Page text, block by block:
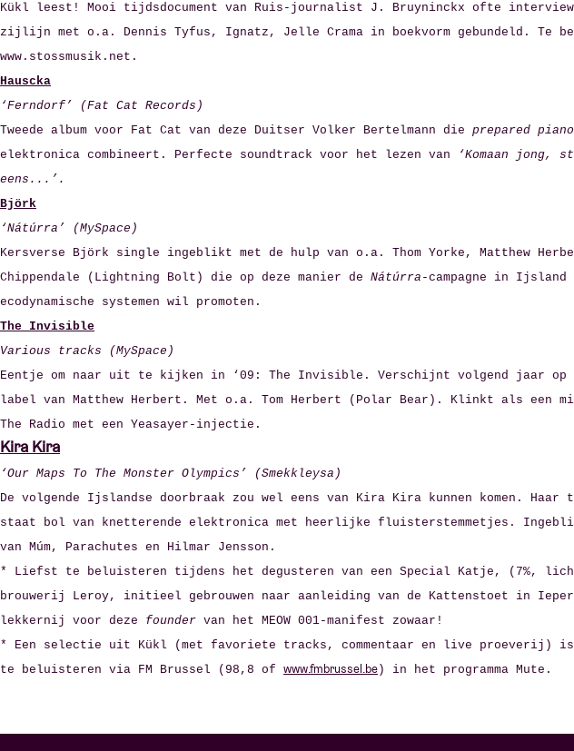
Kükl leest! Mooi tijdsdocument van Ruis-journalist J. Bruyninckx ofte
zijlijn met o.a. Dennis Tyfus, Ignatz, Jelle Crama in boekvorm gebundeld. Te
www.stossmusik.net.
Hauscka
‘Ferndorf’ (Fat Cat Records)
Tweede album voor Fat Cat van deze Duitser Volker Bertelmann die prepared piano
elektronica combineert. Perfecte soundtrack voor het lezen van ‘Komaan jong,
eens...’.
Björk
‘Nátúrra’ (MySpace)
Kersverse Björk single ingeblikt met de hulp van o.a. Thom Yorke, Matthew
Chippendale (Lightning Bolt) die op deze manier de Nátúrra-campagne
in Ijsland
ecodynamische systemen wil promoten.
The Invisible
Various tracks (MySpace)
Eentje om naar uit te kijken in ‘09: The Invisible. Verschijnt volgend jaar op
label van Matthew Herbert. Met o.a. Tom Herbert (Polar Bear). Klinkt als een
The Radio met een Yeasayer-injectie.
Kira Kira
‘Our Maps To The Monster Olympics’ (Smekkleysa)
De volgende Ijslandse doorbraak zou wel eens van Kira Kira kunnen komen. Haar
staat bol van knetterende elektronica met heerlijke fluisterstemmetjes.
van Múm, Parachutes en Hilmar Jensson.
* Liefst te beluisteren tijdens het degusteren van een Special Katje, (7%,
brouwerij Leroy, initieel gebrouwen naar aanleiding van de Kattenstoet in
lekkernij voor deze founder van het MEOW 001-manifest zowaar!
* Een selectie uit Kükl (met favoriete tracks, commentaar en live proeverij) is
te beluisteren via FM Brussel (98,8 of www.fmbrussel.be ) in het programma Mute.